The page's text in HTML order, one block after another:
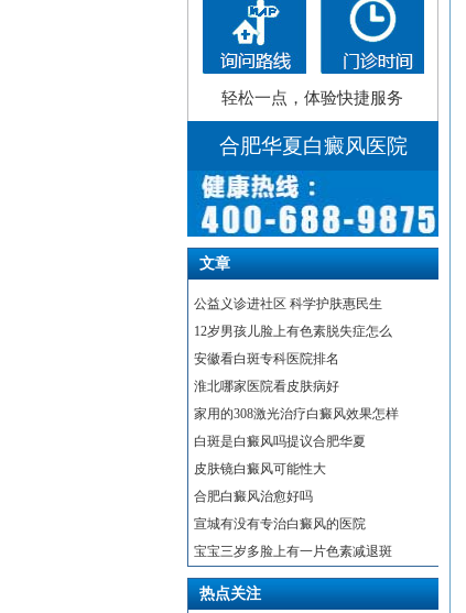
轻松一点，体验快捷服务
合肥华夏白癜风医院
文章
公益义诊进社区 科学护肤惠民生
12岁男孩儿脸上有色素脱失症怎么
安徽看白斑专科医院排名
淮北哪家医院看皮肤病好
家用的308激光治疗白癜风效果怎样
白斑是白癜风吗提议合肥华夏
皮肤镜白癜风可能性大
合肥白癜风治愈好吗
宣城有没有专治白癜风的医院
宝宝三岁多脸上有一片色素减退斑
热点关注